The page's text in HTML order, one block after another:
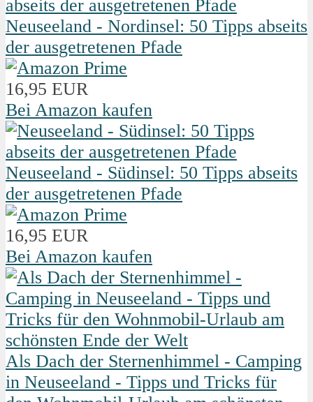
Neuseeland - Nordinsel: 50 Tipps abseits
der ausgetretenen Pfade
16,95 EUR
Bei Amazon kaufen
Neuseeland - Südinsel: 50 Tipps abseits
der ausgetretenen Pfade
16,95 EUR
Bei Amazon kaufen
Als Dach der Sternenhimmel - Camping
in Neuseeland - Tipps und Tricks für